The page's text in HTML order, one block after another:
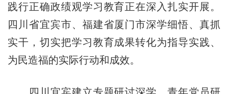
践行正确政绩观学习教育正在深入扎实开展。
四川省宜宾市、福建省厦门市深学细悟、真抓
实干，切实把学习教育成果转化为指导实践、
为民造福的实际行动和成效。